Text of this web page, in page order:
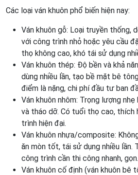
Các loại ván khuôn phổ biến hiện nay:
Ván khuôn gỗ: Loại truyền thống,
với công trình nhỏ hoặc yêu cầu
thọ không cao, khó tái sử dụng
Ván khuôn thép: Độ bền và khả
dùng nhiều lần, tạo bề mặt bê
điểm là nặng, chi phí đầu tư ban
Ván khuôn nhôm: Trọng lượng
và tháo dỡ. Có tuổi thọ cao, thích
trình hiện đại.
Ván khuôn nhựa/composite:
ăn mòn tốt, tái sử dụng nhiều lần.
công trình cần thi công nhanh, gọn.
Ván khuôn cố định (ván khuôn bê